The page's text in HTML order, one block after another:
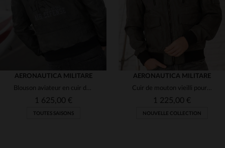
(2)
(1)
AERONAUTICA MILITARE
Blouson aviateur en cuir de mouton anthracite, made in Italy.
1 625,00 €
TOUTES SAISONS
AERONAUTICA MILITARE
Cuir de mouton vieilli pour ce blouson aviateur Aeronautica Militare.
1 225,00 €
NOUVELLE COLLECTION